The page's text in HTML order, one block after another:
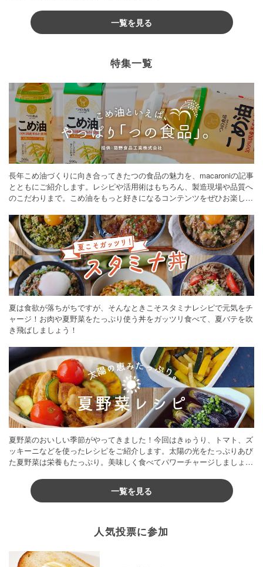
一覧を見る
特集一覧
長年こめ油づくりに向き合ってきたつの食品の魅力を、macaroniの記事
とともにご紹介します。レシピや活用術はもちろん、製造現場や品質へ
のこだわりまで。こめ油をもっと好きになるコンテンツをぜひお楽しみ
夏は食欲が落ちがちですが、そんなときこそスタミナレシピで元気をチ
ャージ！お肉や夏野菜をたっぷり使う丼をガッツリ食べて、夏バテを吹
き飛ばしましょう！
夏野菜のおいしい季節がやってきました！今回はきゅうり、トマト、ズ
ッキーニなどを使ったレシピをご紹介します。太陽の光をたっぷりあび
た夏野菜は栄養もたっぷり。美味しく食べてパワーチャージしましょう
一覧を見る
人気投票に参加